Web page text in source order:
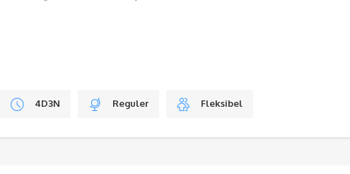
4D3N Reguler Fleksibel